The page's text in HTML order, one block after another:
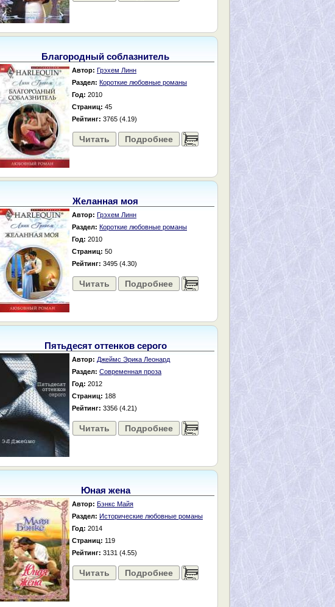
Благородный соблазнитель
Автор: Грэхем Линн
Раздел: Короткие любовные романы
Год: 2010
Страниц: 45
Рейтинг: 3765 (4.19)
Читать Подробнее ......
Желанная моя
Автор: Грэхем Линн
Раздел: Короткие любовные романы
Год: 2010
Страниц: 50
Рейтинг: 3495 (4.30)
Читать Подробнее ......
Пятьдесят оттенков серого
Автор: Джеймс Эрика Леонард
Раздел: Современная проза
Год: 2012
Страниц: 188
Рейтинг: 3356 (4.21)
Читать Подробнее ......
Юная жена
Автор: Бэнкс Майя
Раздел: Исторические любовные романы
Год: 2014
Страниц: 119
Рейтинг: 3131 (4.55)
Читать Подробнее ......